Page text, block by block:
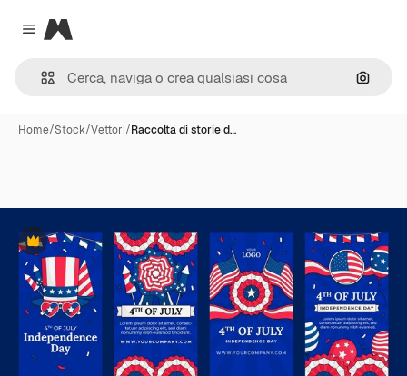
Close menu
Magnific
Cerca
Home/Stock/Vettori/Raccolta di storie d…
Premium